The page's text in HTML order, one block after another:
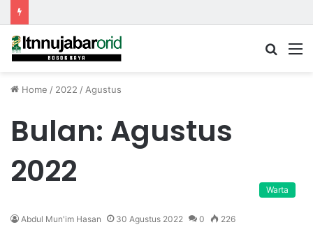
Home / 2022 / Agustus
Bulan: Agustus
2022
Warta
Abdul Mun'im Hasan 30 Agustus 2022 0 226